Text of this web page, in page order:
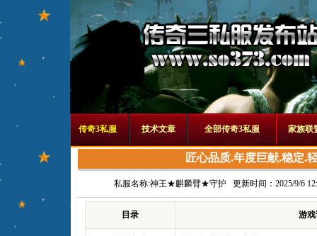
传奇3私服 技术文章 全部传奇3私服 家族联
匠心品质.年度巨献.稳定.
私服名称:神王★麒麟臂★守护更新时间：2025/9/6
目录 游